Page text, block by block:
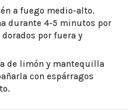
a fuego medio-alto.
durante 4-5 minutos por
por fuera y
de limón y mantequilla
con espárragos